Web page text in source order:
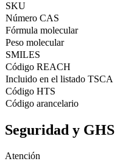
SKU
Número CAS
Fórmula molecular
Peso molecular
SMILES
Código REACH
Incluido en el listado TSCA
Código HTS
Código arancelario
Seguridad y GHS
Atención